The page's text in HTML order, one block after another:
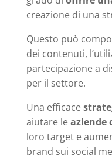
creazione di una
Questo può
dei contenuti,
partecipazione a
per il settore.
Una efficace
aiutare leaziende
loro target e
brand sui social